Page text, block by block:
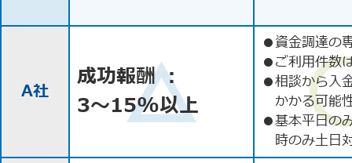
A社
成功報酬 ：
3〜15%以上
●資金調達の
●ご利用件数
●相談から入
かかる可能
●基本平日の
時のみ土日